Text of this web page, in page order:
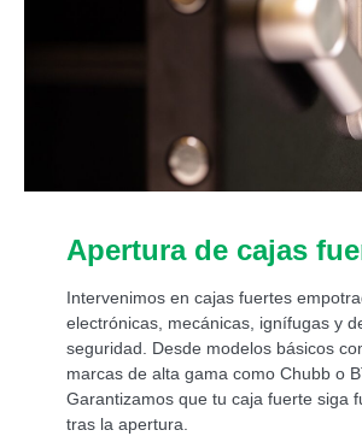
Apertura de cajas
Intervenimos en cajas fuertes
electrónicas, mecánicas, ignífugas y
seguridad. Desde modelos básicos
marcas de alta gama como Chubb o
Garantizamos que tu caja fuerte siga
tras la apertura.